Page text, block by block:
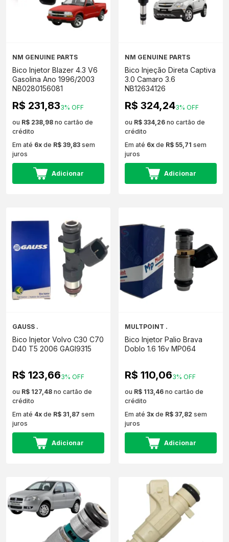
NM GENUINE PARTS
Bico Injetor Blazer 4.3 V6
Gasolina Ano 1996/2003
NB0280156081
R$ 231,833% OFF
ou R$ 238,98 no cartão de
crédito
Em até 6x de R$ 39,83 sem
juros
Adicionar
NM GENUINE PARTS
Bico Injeção Direta Captiva
3.0 Camaro 3.6
NB12634126
R$ 324,243% OFF
ou R$ 334,26 no cartão de
crédito
Em até 6x de R$ 55,71 sem
juros
Adicionar
GAUSS .
Bico Injetor Volvo C30 C70
D40 T5 2006 GAGI9315
R$ 123,663% OFF
ou R$ 127,48 no cartão de
crédito
Em até 4x de R$ 31,87 sem
juros
Adicionar
MULTPOINT .
Bico Injetor Palio Brava
Doblo 1.6 16v MP064
R$ 110,063% OFF
ou R$ 113,46 no cartão de
crédito
Em até 3x de R$ 37,82 sem
juros
Adicionar